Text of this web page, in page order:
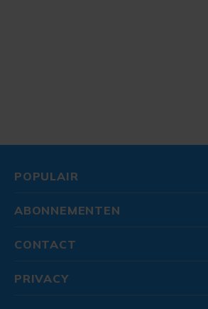
POPULAIR
ABONNEMENTEN
CONTACT
PRIVACY